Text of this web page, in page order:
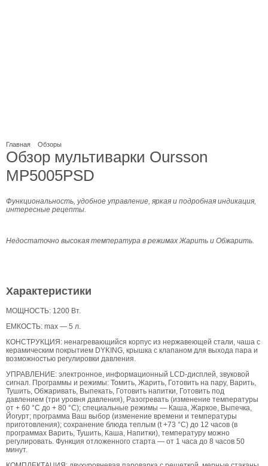
Главная Обзоры
Обзор мультиварки Oursson
MP5005PSD
Функциональность, удобное управление, яркая и подробная индикация,
интересные рецепты.
Недостаточно высокая температура в режимах Жарить и Обжарить.
Характеристики
МОЩНОСТЬ: 1200 Вт.
ЕМКОСТЬ: max — 5 л.
КОНСТРУКЦИЯ: ненагревающийся корпус из нержавеющей стали, чаша с
керамическим покрытием DYKING, крышка с клапаном для выхода пара и
возможностью регулировки давления.
УПРАВЛЕНИЕ: электронное, информационный LCD-дисплей, звуковой
сигнал. Программы и режимы: Томить, Жарить, Готовить на пару, Варить,
Тушить, Обжаривать, Выпекать, Готовить напитки, Готовить под
давлением (три уровня давления), Разогревать (изменение температуры
от + 60 °С до + 80 °С); специальные режимы — Каша, Жаркое, Выпечка,
Йогурт; программа Ваш выбор (изменение времени и температуры
приготовления); сохранение блюда теплым (t +73 °С) до 12 часов (в
программах Варить, Тушить, Каша, Напитки), температуру можно
регулировать. Функция отложенного старта — от 1 часа до 8 часов 50
минут.